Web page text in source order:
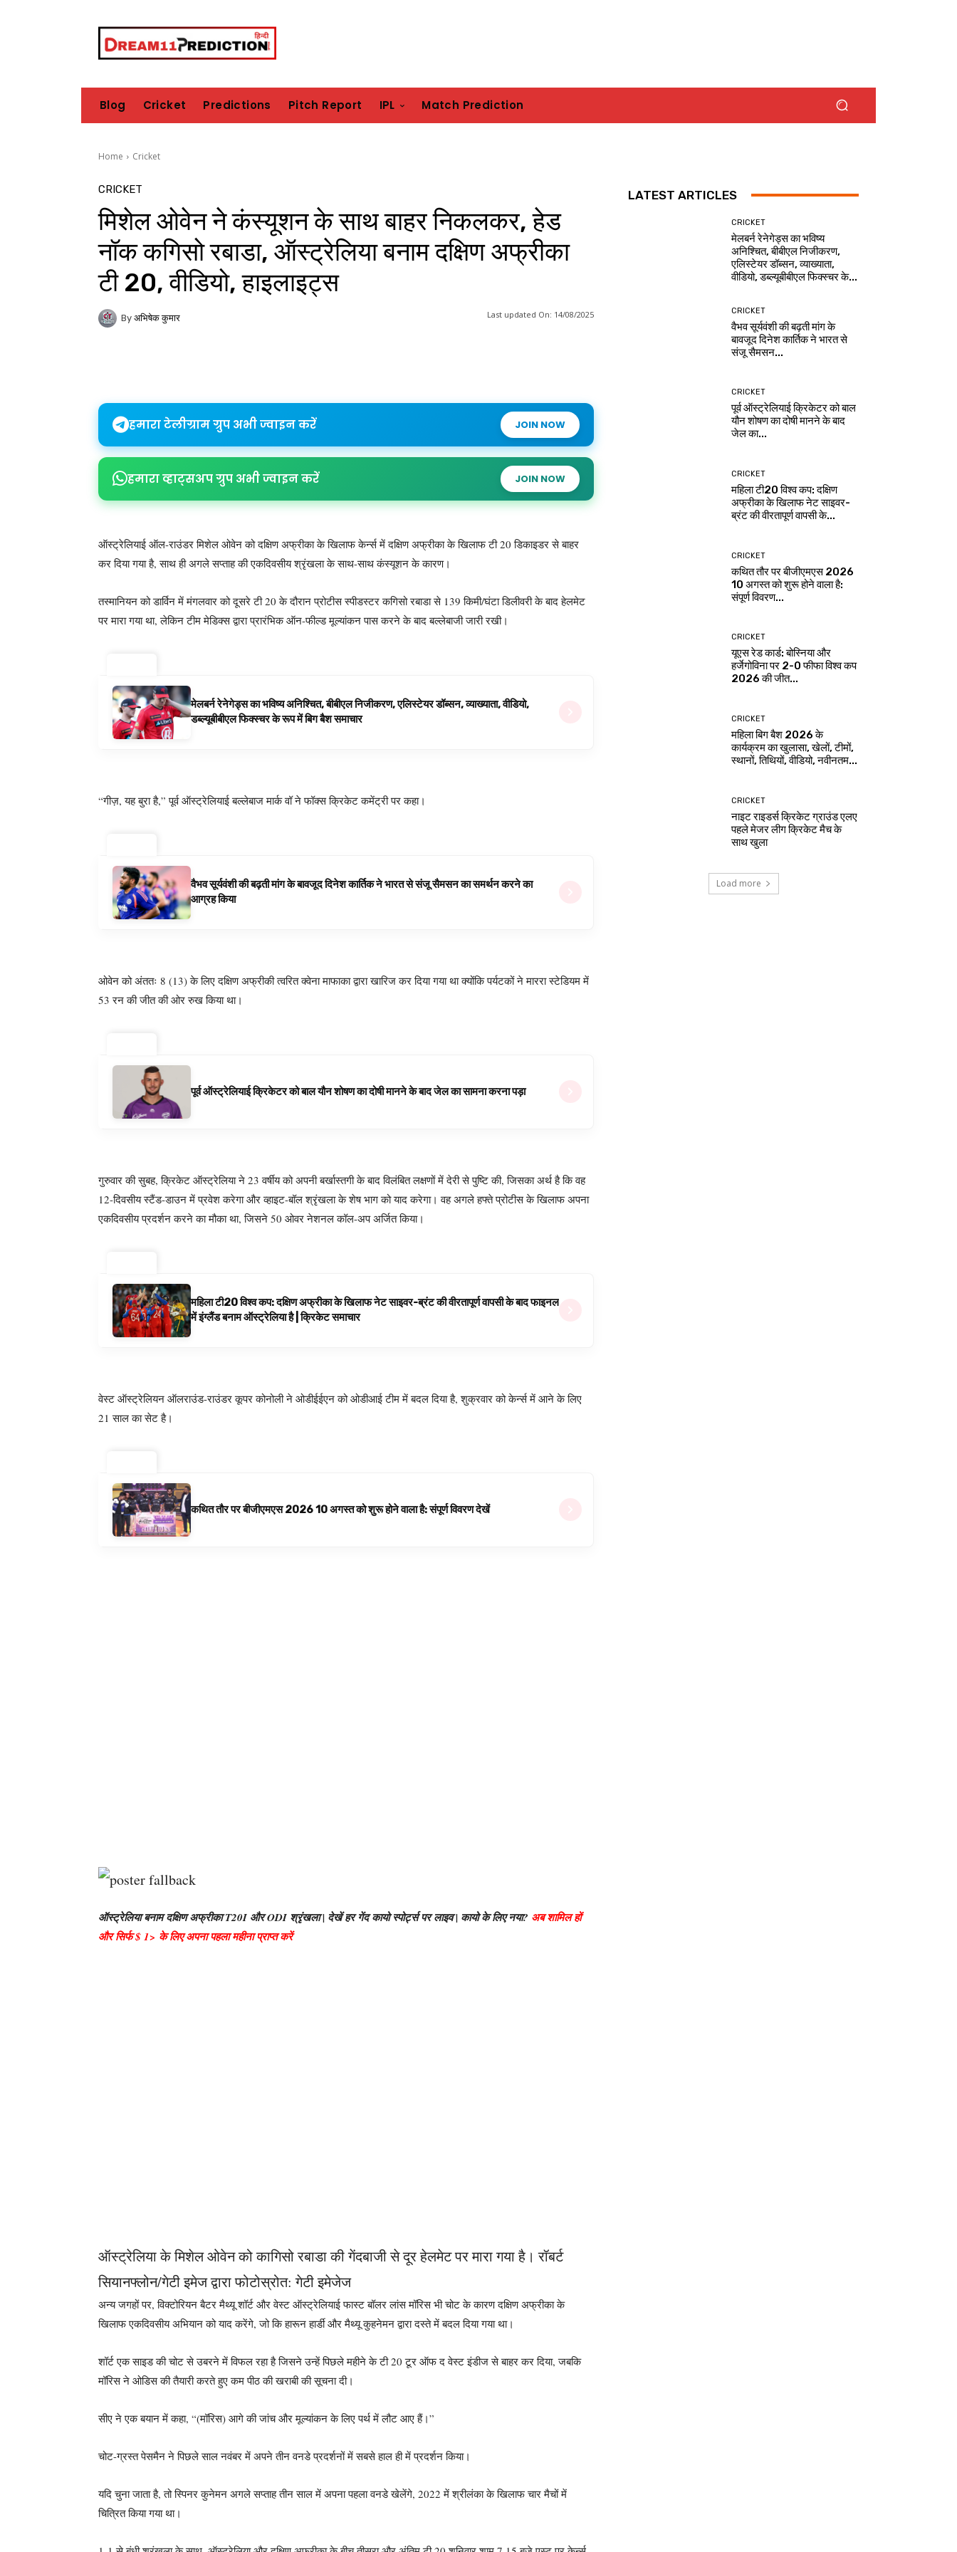
Blog Cricket Predictions Pitch Report IPL Match Prediction
Home Cricket
CRICKET
मिशेल ओवेन ने कंस्यूशन के साथ बाहर निकलकर, हेड
नॉक कगिसो रबाडा, ऑस्ट्रेलिया बनाम दक्षिण अफ्रीका
टी 20, वीडियो, हाइलाइट्स
By अभिषेक कुमार Last updated On: 14/08/2025
हमारा टेलीग्राम ग्रुप अभी ज्वाइन करें JOIN NOW
हमारा व्हाट्सअप ग्रुप अभी ज्वाइन करें JOIN NOW
ऑस्ट्रेलियाई ऑल-राउंडर मिशेल ओवेन को दक्षिण अफ्रीका के खिलाफ केर्न्स में दक्षिण अफ्रीका के खिलाफ टी 20 डिकाइडर से बाहर
कर दिया गया है, साथ ही अगले सप्ताह की एकदिवसीय श्रृंखला के साथ-साथ कंस्यूशन के कारण।
तस्मानियन को डार्विन में मंगलवार को दूसरे टी 20 के दौरान प्रोटीस स्पीडस्टर कगिसो रबाडा से 139 किमी/घंटा डिलीवरी के बाद हेलमेट
पर मारा गया था, लेकिन टीम मेडिक्स द्वारा प्रारंभिक ऑन-फील्ड मूल्यांकन पास करने के बाद बल्लेबाजी जारी रखी।
मेलबर्न रेनेगेड्स का भविष्य अनिश्चित, बीबीएल निजीकरण, एलिस्टेयर डॉब्सन, व्याख्याता, वीडियो,
डब्ल्यूबीबीएल फिक्स्चर के रूप में बिग बैश समाचार
“गीज़, यह बुरा है,” पूर्व ऑस्ट्रेलियाई बल्लेबाज मार्क वॉ ने फॉक्स क्रिकेट कमेंट्री पर कहा।
वैभव सूर्यवंशी की बढ़ती मांग के बावजूद दिनेश कार्तिक ने भारत से संजू सैमसन का समर्थन करने का
आग्रह किया
ओवेन को अंततः 8 (13) के लिए दक्षिण अफ्रीकी त्वरित क्वेना माफाका द्वारा खारिज कर दिया गया था क्योंकि पर्यटकों ने माररा स्टेडियम में
53 रन की जीत की ओर रुख किया था।
पूर्व ऑस्ट्रेलियाई क्रिकेटर को बाल यौन शोषण का दोषी मानने के बाद जेल का सामना करना पड़ा
गुरुवार की सुबह, क्रिकेट ऑस्ट्रेलिया ने 23 वर्षीय को अपनी बर्खास्तगी के बाद विलंबित लक्षणों में देरी से पुष्टि की, जिसका अर्थ है कि वह
12-दिवसीय स्टैंड-डाउन में प्रवेश करेगा और व्हाइट-बॉल श्रृंखला के शेष भाग को याद करेगा। वह अगले हफ्ते प्रोटीस के खिलाफ अपना
एकदिवसीय प्रदर्शन करने का मौका था, जिसने 50 ओवर नेशनल कॉल-अप अर्जित किया।
महिला टी20 विश्व कप: दक्षिण अफ्रीका के खिलाफ नेट साइवर-ब्रंट की वीरतापूर्ण वापसी के बाद फाइनल
में इंग्लैंड बनाम ऑस्ट्रेलिया है | क्रिकेट समाचार
वेस्ट ऑस्ट्रेलियन ऑलराउंड-राउंडर कूपर कोनोली ने ओडीईईएन को ओडीआई टीम में बदल दिया है, शुक्रवार को केर्न्स में आने के लिए
21 साल का सेट है।
कथित तौर पर बीजीएमएस 2026 10 अगस्त को शुरू होने वाला है: संपूर्ण विवरण देखें
ऑस्ट्रेलिया बनाम दक्षिण अफ्रीका T20I और ODI श्रृंखला | देखें हर गेंद कायो स्पोर्ट्स पर लाइव | कायो के लिए नया? अब शामिल हों
और सिर्फ $ 1> के लिए अपना पहला महीना प्राप्त करें
ऑस्ट्रेलिया के मिशेल ओवेन को कागिसो रबाडा की गेंदबाजी से दूर हेलमेट पर मारा गया है। रॉबर्ट
सियानफ्लोन/गेटी इमेज द्वारा फोटोस्रोत: गेटी इमेजेज
अन्य जगहों पर, विक्टोरियन बैटर मैथ्यू शॉर्ट और वेस्ट ऑस्ट्रेलियाई फास्ट बॉलर लांस मॉरिस भी चोट के कारण दक्षिण अफ्रीका के
खिलाफ एकदिवसीय अभियान को याद करेंगे, जो कि हारून हार्डी और मैथ्यू कुहनेमन द्वारा दस्ते में बदल दिया गया था।
शॉर्ट एक साइड की चोट से उबरने में विफल रहा है जिसने उन्हें पिछले महीने के टी 20 टूर ऑफ द वेस्ट इंडीज से बाहर कर दिया, जबकि
मॉरिस ने ओडिस की तैयारी करते हुए कम पीठ की खराबी की सूचना दी।
सीए ने एक बयान में कहा, “(मॉरिस) आगे की जांच और मूल्यांकन के लिए पर्थ में लौट आए हैं।”
चोट-ग्रस्त पेसमैन ने पिछले साल नवंबर में अपने तीन वनडे प्रदर्शनों में सबसे हाल ही में प्रदर्शन किया।
यदि चुना जाता है, तो स्पिनर कुनेमन अगले सप्ताह तीन साल में अपना पहला वनडे खेलेंगे, 2022 में श्रीलंका के खिलाफ चार मैचों में
चित्रित किया गया था।
LATEST ARTICLES
CRICKET
मेलबर्न रेनेगेड्स का भविष्य
अनिश्चित, बीबीएल निजीकरण,
एलिस्टेयर डॉब्सन, व्याख्याता,
वीडियो, डब्ल्यूबीबीएल फिक्स्चर के...
CRICKET
वैभव सूर्यवंशी की बढ़ती मांग के
बावजूद दिनेश कार्तिक ने भारत से
संजू सैमसन...
CRICKET
पूर्व ऑस्ट्रेलियाई क्रिकेटर को बाल
यौन शोषण का दोषी मानने के बाद
जेल का...
CRICKET
महिला टी20 विश्व कप: दक्षिण
अफ्रीका के खिलाफ नेट साइवर-
ब्रंट की वीरतापूर्ण वापसी के...
CRICKET
कथित तौर पर बीजीएमएस 2026
10 अगस्त को शुरू होने वाला है:
संपूर्ण विवरण...
CRICKET
यूएस रेड कार्ड: बोस्निया और
हर्जेगोविना पर 2-0 फीफा विश्व कप
2026 की जीत...
CRICKET
महिला बिग बैश 2026 के
कार्यक्रम का खुलासा, खेलों, टीमों,
स्थानों, तिथियों, वीडियो, नवीनतम...
CRICKET
नाइट राइडर्स क्रिकेट ग्राउंड एलए
पहले मेजर लीग क्रिकेट मैच के
साथ खुला
Load more